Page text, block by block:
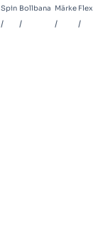
Spin
/
Bollbana
/
Märke
/
Flex
/